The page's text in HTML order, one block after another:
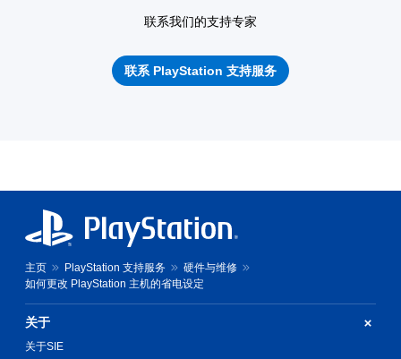
联系我们的支持专家
联系 PlayStation 支持服务
主页 PlayStation 支持服务
硬件与维修
如何更改 PlayStation 主机的省电设定
关于
关于SIE